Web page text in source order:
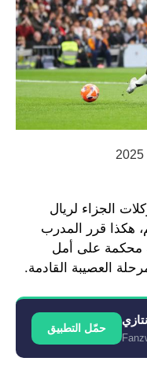
الجزاء لريال
هكذا قرر المدرب
محكمة على أمل
العصيبة القادمة.
حمّل التطبيق